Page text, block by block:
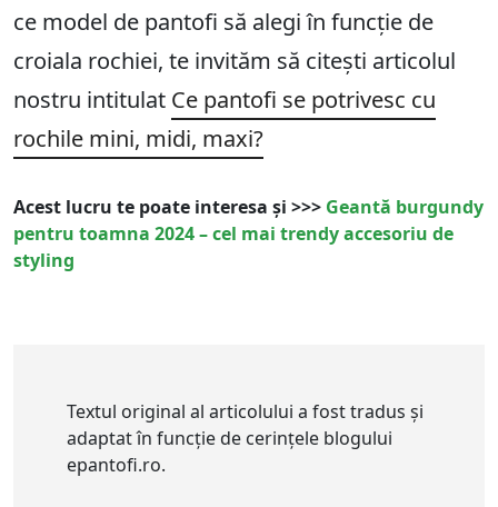
ce model de pantofi să alegi în funcție de
croiala rochiei, te invităm să citești articolul
nostru intitulat Ce pantofi se potrivesc cu
rochile mini, midi, maxi?
Acest lucru te poate interesa și >>> Geantă burgundy
pentru toamna 2024 – cel mai trendy accesoriu de
styling
Textul original al articolului a fost tradus și
adaptat în funcție de cerințele blogului
epantofi.ro.